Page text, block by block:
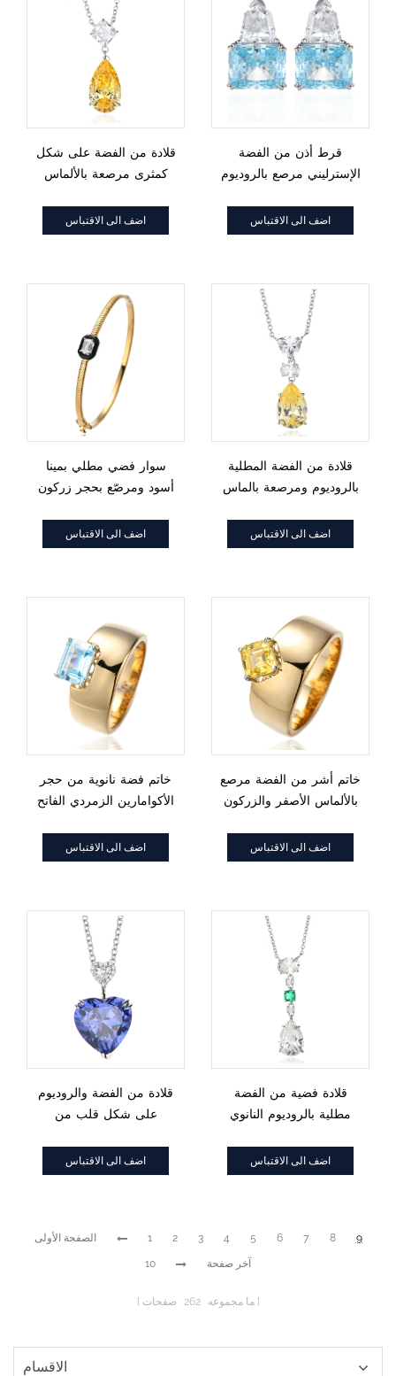
قلادة من الفضة على شكل
كمثرى مرصعة بالألماس
الزركون المكعب والروديوم
اضف الى الاقتباس
قرط أذن من الفضة
الإسترليني مرصع بالروديوم
على شكل نانو ودرع وقطع
زمرد
اضف الى الاقتباس
سوار فضي مطلي بمينا
أسود ومرصّع بحجر زركون
شكل زمرد، ومطلي
بدرجتين من اللون
اضف الى الاقتباس
قلادة من الفضة المطلية
بالروديوم ومرصعة بالماس
على شكل كمثرى
اضف الى الاقتباس
خاتم فضة نانوية من حجر
الأكوامارين الزمردي الفاتح
اضف الى الاقتباس
خاتم أشر من الفضة مرصع
بالألماس الأصفر والزركون
اضف الى الاقتباس
قلادة من الفضة والروديوم
على شكل قلب من
المكعب
اضف الى الاقتباس
قلادة فضية من الفضة
مطلية بالروديوم النانوي
ومرصعة بالزركون المكعب
وحجر G
اضف الى الاقتباس
الصفحة الأولى 1 2 3 4 5 6 7 8 9
10 آخر صفحة
ما مجموعه 262 صفحات
الاقسام